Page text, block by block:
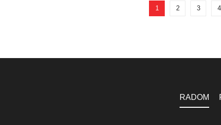
1 2 3 4
RADOM